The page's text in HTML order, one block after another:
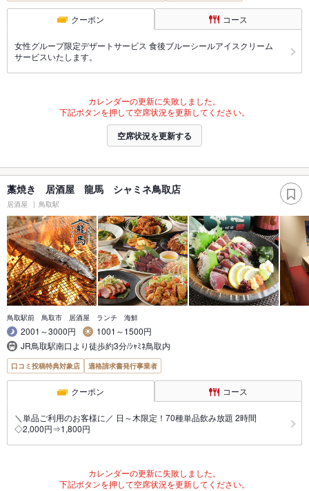
クーポン コース
女性グループ限定デザートサービス 食後ブルーシールアイスクリーム
サービスいたします。
カレンダーの更新に失敗しました。
下記ボタンを押して空席状況を更新してください。
空席状況を更新する
藁焼き 居酒屋 龍馬 シャミネ鳥取店
居酒屋 鳥取駅
鳥取駅前 鳥取市 居酒屋 ランチ 海鮮
2001～3000円
1001～1500円
JR鳥取駅南口より徒歩約3分/ｼｬﾐﾈ鳥取内
口コミ投稿特典対象店 適格請求書発行事業者
クーポン コース
＼単品ご利用のお客様に／ 日～木限定！70種単品飲み放題 2時間
◇2,000円⇒1,800円
カレンダーの更新に失敗しました。
下記ボタンを押して空席状況を更新してください。